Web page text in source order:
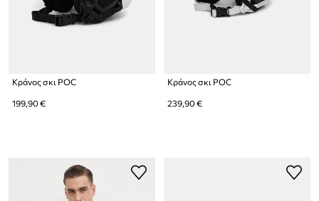
Κράνος σκι POC
199,90 €
Κράνος σκι POC
239,90 €